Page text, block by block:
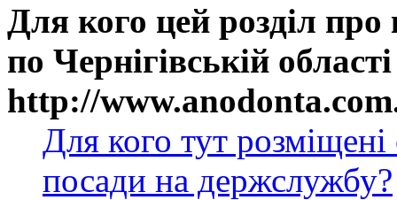
Для кого цей розділ
по Чернігівській
http://
Для кого тут
посади на держслужбу?